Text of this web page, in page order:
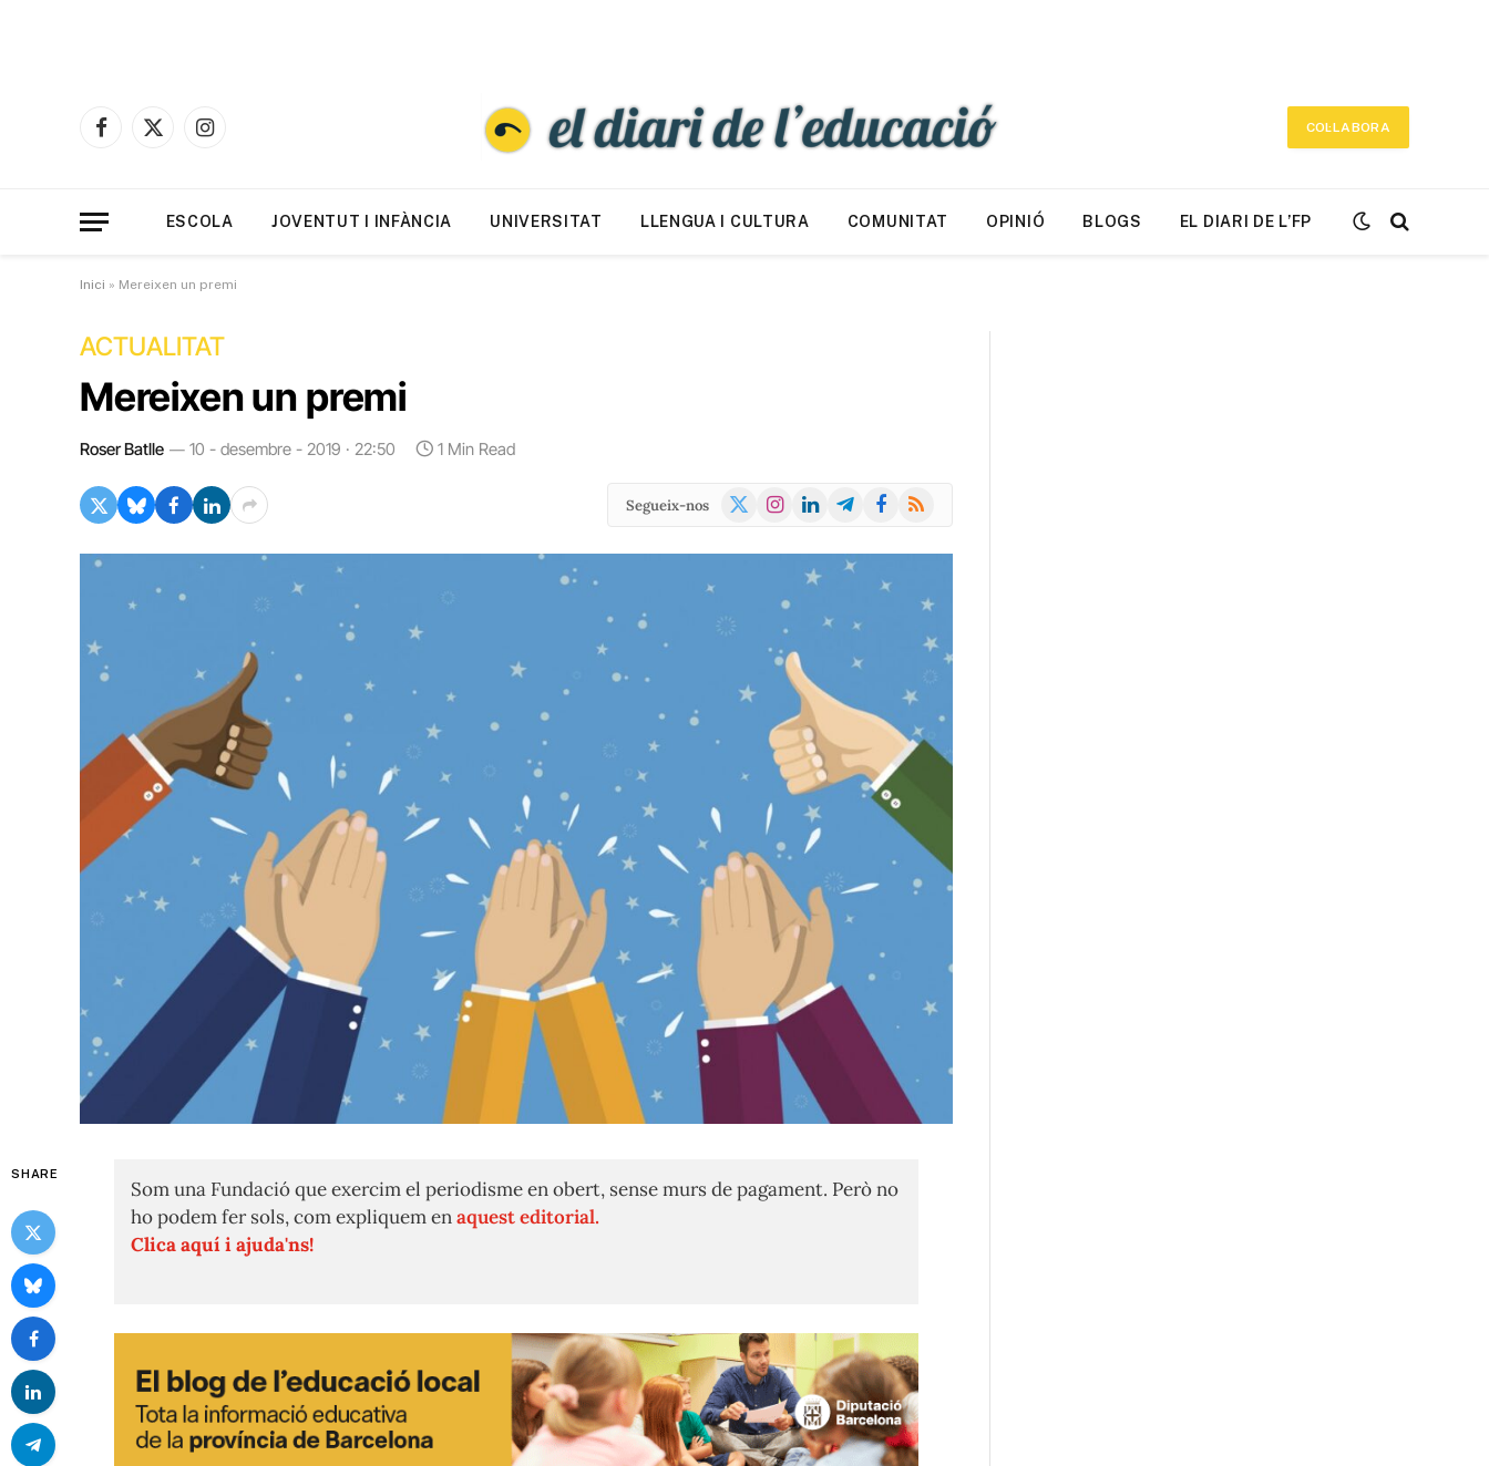
Facebook
X
Instagram
COL·LABORA
ESCOLA JOVENTUT I INFÀNCIA UNIVERSITAT LLENGUA I CULTURA COMUNITAT OPINIÓ BLOGS EL DIARI DE L’FP
Inici » Mereixen un premi
ACTUALITAT
Mereixen un premi
Roser Batlle 10 - desembre - 2019 · 22:50 1 Min Read
Segueix-nos
X
Instagram
LinkedInTelegramFacebook
RSS
SHARE
Som una Fundació que exercim el periodisme en obert, sense murs de pagament. Però no
ho podem fer sols, com expliquem enaquest editorial.
Clica aquí i ajuda'ns!